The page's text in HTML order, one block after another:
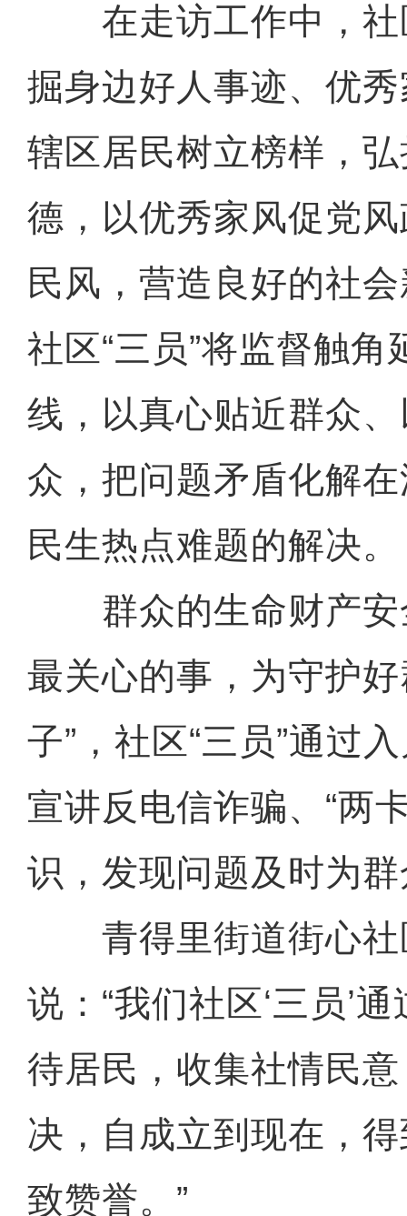
在走访工作中，社
掘身边好人事迹、优
辖区居民树立榜样，
德，以优秀家风促党
民风，营造良好的社
社区“三员”将监督触角
线，以真心贴近群众
众，把问题矛盾化解
民生热点难题的解决。
群众的生命财产安
最关心的事，为守护
子”，社区“三员”通过
宣讲反电信诈骗、“两
识，发现问题及时为
青得里街道街心社
说：“我们社区‘三员’
待居民，收集社情民
决，自成立到现在，
致赞誉。”